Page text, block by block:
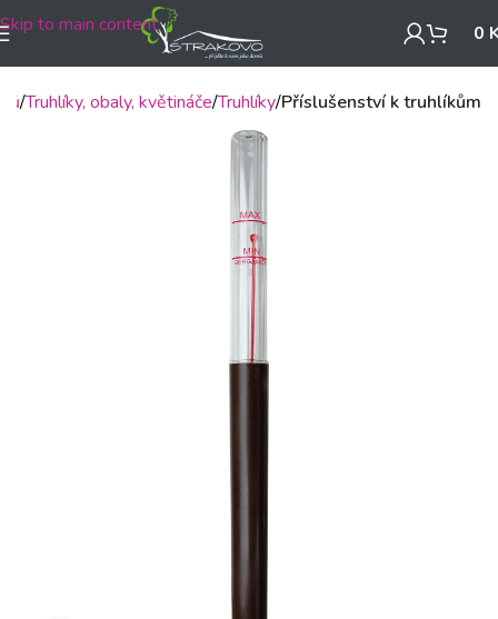
Skip to main content 0
Truhlíky, obaly, květináče Truhlíky Příslušenství k truhlíkům